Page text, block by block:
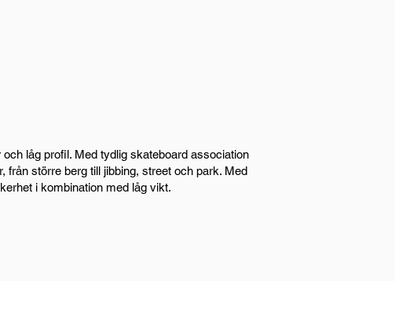
låg profil. Med tydlig skateboard association
från större berg till jibbing, street och park. Med
i kombination med låg vikt.